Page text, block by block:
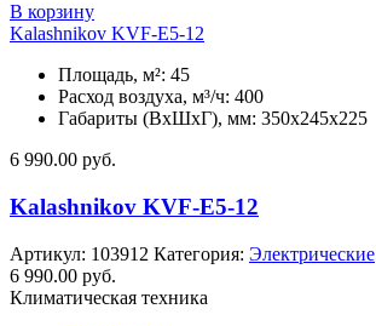
В корзину
Kalashnikov KVF-E5-12
Площадь, м²: 45
Расход воздуха, м³/ч: 400
Габариты (ВхШхГ), мм: 350x245x225
6 990.00 руб.
Kalashnikov KVF-E5-12
Артикул: 103912 Категория: Электрические
6 990.00 руб.
Климатическая техника